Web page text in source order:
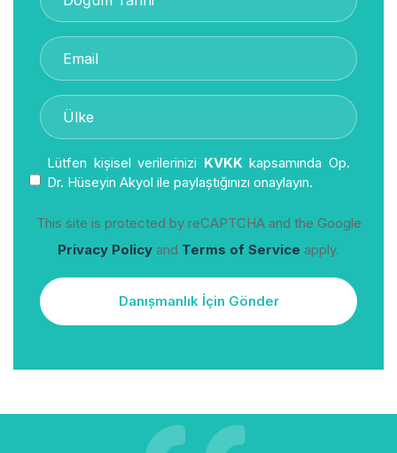
Lütfen kişisel verilerinizi KVKKkapsamında Op.
Dr. Hüseyin Akyol ile paylaştığınızı onaylayın.
This site is protected by reCAPTCHA and the Google
Privacy Policy and Terms of Service apply.
Danışmanlık İçin Gönder